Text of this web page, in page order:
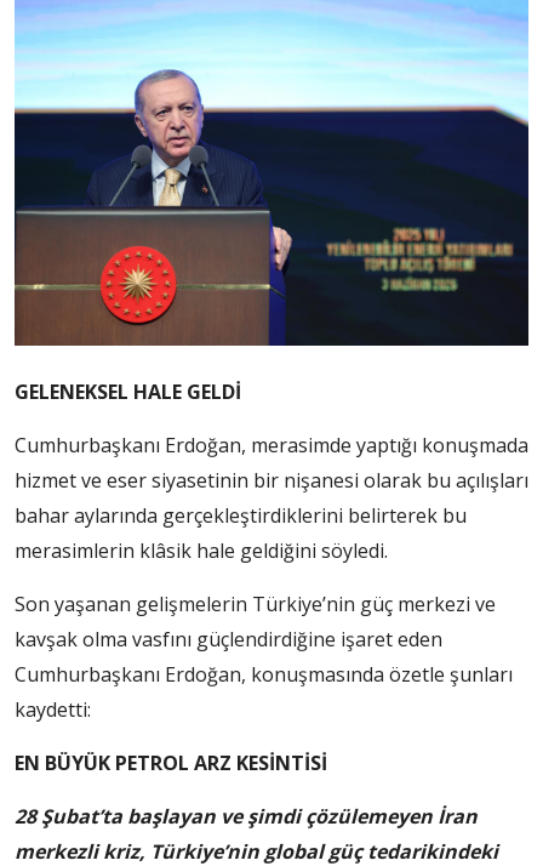
GELENEKSEL HALE GELDİ
Cumhurbaşkanı Erdoğan, merasimde yaptığı konuşmada
hizmet ve eser siyasetinin bir nişanesi olarak bu açılışları
bahar aylarında gerçekleştirdiklerini belirterek bu
merasimlerin klâsik hale geldiğini söyledi.
Son yaşanan gelişmelerin Türkiye’nin güç merkezi ve
kavşak olma vasfını güçlendirdiğine işaret eden
Cumhurbaşkanı Erdoğan, konuşmasında özetle şunları
kaydetti:
EN BÜYÜK PETROL ARZ KESİNTİSİ
28 Şubat’ta başlayan ve şimdi çözülemeyen İran
merkezli kriz, Türkiye’nin global güç tedarikindeki